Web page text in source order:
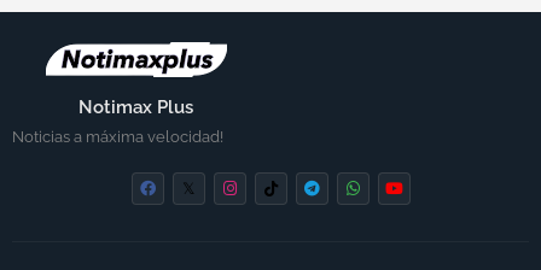
Notimax Plus
Noticias a máxima velocidad!